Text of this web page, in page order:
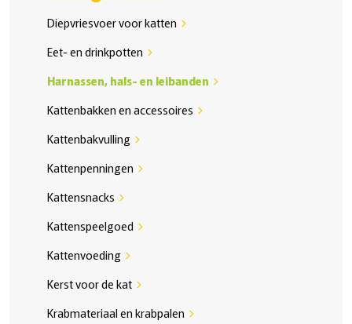
Diepvriesvoer voor katten chevron_right
Eet- en drinkpotten chevron_right
Harnassen, hals- en leibanden chevron_right
Kattenbakken en accessoires chevron_right
Kattenbakvulling chevron_right
Kattenpenningen chevron_right
Kattensnacks chevron_right
Kattenspeelgoed chevron_right
Kattenvoeding chevron_right
Kerst voor de kat chevron_right
Krabmateriaal en krabpalen chevron_right